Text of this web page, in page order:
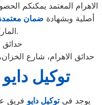
الاهرام المعتمد يمكنكم
أصلية وبشهادة ضمان
الماركات العالمية.
حدائق
حدائق الاهرام، شارع
توكيل
يوجد فىتوكيل دايو فريق